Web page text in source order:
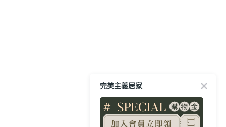
完美主義居家